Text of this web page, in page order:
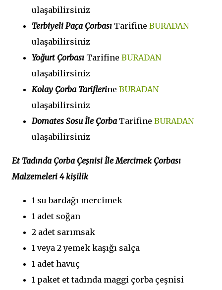
ulaşabilirsiniz
Terbiyeli Paça Çorbası Tarifine BURADAN
ulaşabilirsiniz
Yoğurt Çorbası Tarifine BURADAN
ulaşabilirsiniz
Kolay Çorba Tariflerine BURADAN
ulaşabilirsiniz
Domates Sosu İle Çorba Tarifine BURADAN
ulaşabilirsiniz
Et Tadında Çorba Çeşnisi İle Mercimek Çorbası
Malzemeleri 4 kişilik
1 su bardağı mercimek
1 adet soğan
2 adet sarımsak
1 veya 2 yemek kaşığı salça
1 adet havuç
1 paket et tadında maggi çorba çeşnisi